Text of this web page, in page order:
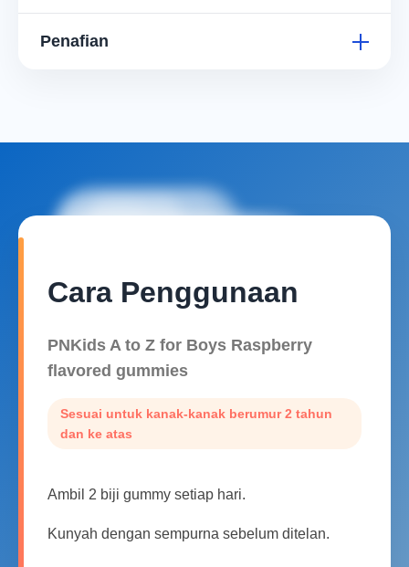
Penafian
Cara Penggunaan
PNKids A to Z for Boys Raspberry
flavored gummies
Sesuai untuk kanak-kanak berumur 2 tahun
dan ke atas
Ambil 2 biji gummy setiap hari.
Kunyah dengan sempurna sebelum ditelan.